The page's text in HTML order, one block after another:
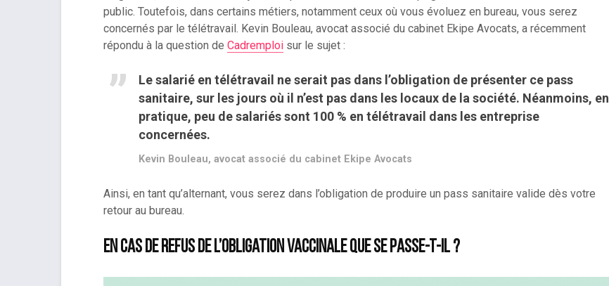
public. Toutefois, dans certains métiers, notamment ceux où vous évoluez en bureau, vous serez
concernés par le télétravail. Kevin Bouleau, avocat associé du cabinet Ekipe Avocats, a récemment
répondu à la question de Cadremploi sur le sujet :
Le salarié en télétravail ne serait pas dans l’obligation de présenter ce pass
sanitaire, sur les jours où il n’est pas dans les locaux de la société. Néanmoins, en
pratique, peu de salariés sont 100 % en télétravail dans les entreprise
concernées.
Kevin Bouleau, avocat associé du cabinet Ekipe Avocats
Ainsi, en tant qu’alternant, vous serez dans l’obligation de produire un pass sanitaire valide dès votre
retour au bureau.
En cas de refus de l’obligation vaccinale que se passe-t-il ?